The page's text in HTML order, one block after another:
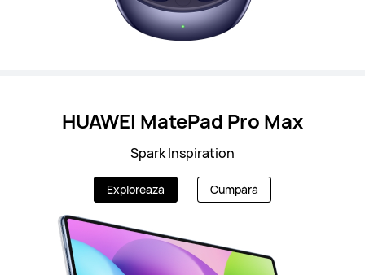
HUAWEI MatePad Pro Max
Spark Inspiration
Explorează Cumpără